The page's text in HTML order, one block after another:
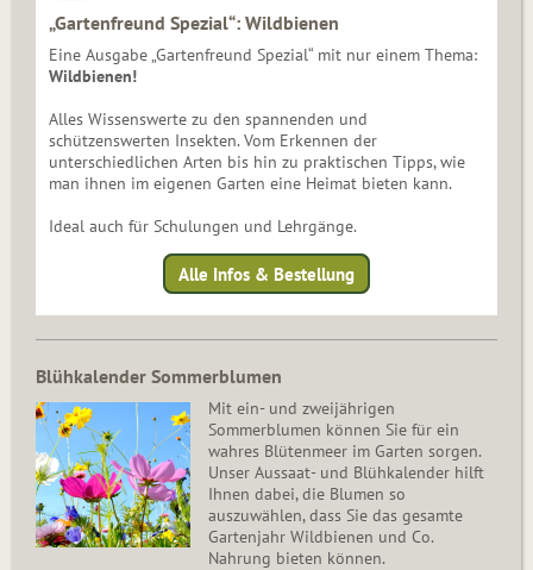
„Gartenfreund Spezial“: Wildbienen
Eine Ausgabe „Gartenfreund Spezial“ mit nur einem Thema:
Wildbienen!
Alles Wissenswerte zu den spannenden und
schützenswerten Insekten. Vom Erkennen der
unterschiedlichen Arten bis hin zu praktischen Tipps, wie
man ihnen im eigenen Garten eine Heimat bieten kann.
Ideal auch für Schulungen und Lehrgänge.
Alle Infos & Bestellung
Blühkalender Sommerblumen
Mit ein- und zweijährigen
Sommerblumen können Sie für ein
wahres Blütenmeer im Garten sorgen.
Unser Aussaat- und Blühkalender hilft
Ihnen dabei, die Blumen so
auszuwählen, dass Sie das gesamte
Gartenjahr Wildbienen und Co.
Nahrung bieten können.